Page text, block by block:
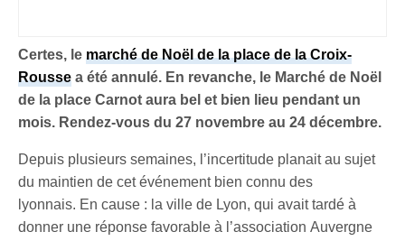
Certes, lemarché de Noël de la place de la Croix-
Rousse a été annulé. En revanche, le Marché de Noël
de la place Carnot aura bel et bien lieu pendant un
mois. Rendez-vous du 27 novembre au 24 décembre.
Depuis plusieurs semaines, l’incertitude planait au sujet
du maintien de cet événement bien connu des
lyonnais. En cause : la ville de Lyon, qui avait tardé à
donner une réponse favorable à l’association Auvergne